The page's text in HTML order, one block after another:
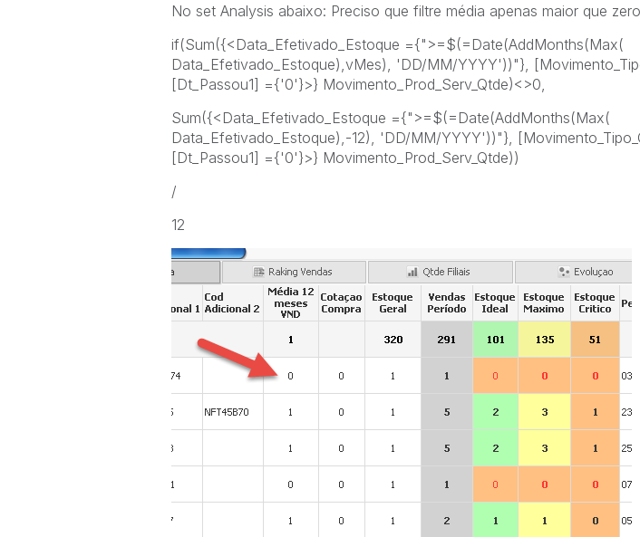
No set Analysis abaixo: Preciso que filtre média apenas maior que
if(Sum({<Data_Efetivado_Estoque ={">=$(=Date(AddMonths(Max(
Data_Efetivado_Estoque),vMes), 'DD/MM/YYYY'))"},
[Dt_Passou1] ={'0'}>} Movimento_Prod_Serv_Qtde)<>0,
Sum({<Data_Efetivado_Estoque ={">=$(=Date(AddMonths(Max(
Data_Efetivado_Estoque),-12), 'DD/MM/YYYY'))"},
[Dt_Passou1] ={'0'}>} Movimento_Prod_Serv_Qtde))
/
12